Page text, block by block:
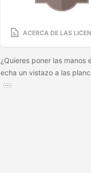
ACERCA DE LAS
¿Quieres poner las manos
echa un vistazo a las